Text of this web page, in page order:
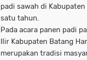
padi sawah di
satu tahun.
Pada acara panen padi
Ilir Kabupaten Batang
merupakan tradisi